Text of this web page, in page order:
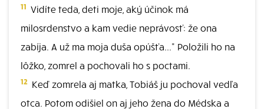
11 Vidíte teda, deti moje, aký účinok má
milosrdenstvo a kam vedie neprávosť: že ona
zabíja. A už ma moja duša opúšťa..." Položili ho na
lôžko, zomrel a pochovali ho s poctami.
12 Keď zomrela aj matka, Tobiáš ju pochoval vedľa
otca. Potom odišiel on aj jeho žena do Médska a